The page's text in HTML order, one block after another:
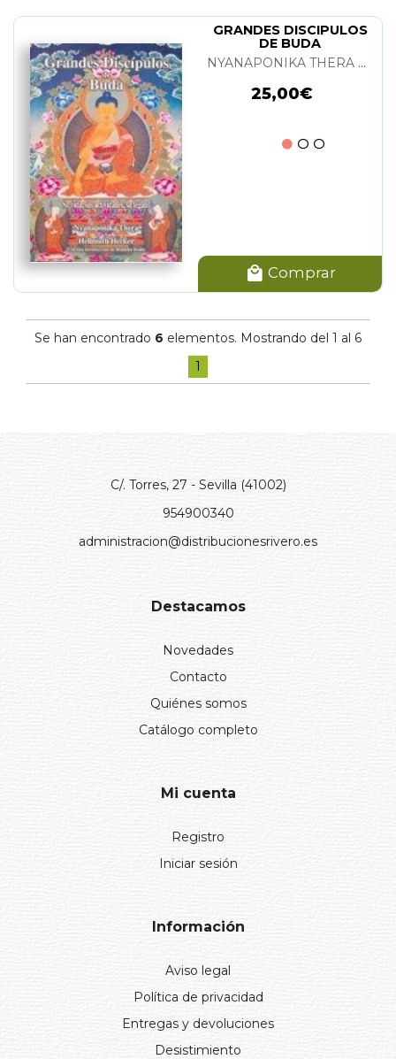
GRANDES DISCIPULOS
DE BUDA
NYANAPONIKA THERA Y HELLMUTH HECKER
25,00€
Comprar
Se han encontrado 6 elementos. Mostrando del 1 al 6
1
C/. Torres, 27 - Sevilla (41002)
954900340
administracion@distribucionesrivero.es
Destacamos
Novedades
Contacto
Quiénes somos
Catálogo completo
Mi cuenta
Registro
Iniciar sesión
Información
Aviso legal
Política de privacidad
Entregas y devoluciones
Desistimiento